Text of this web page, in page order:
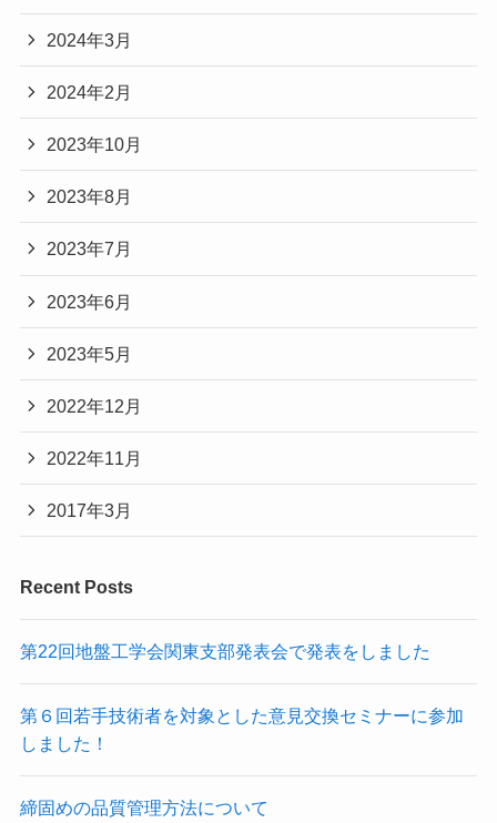
2024年3月
2024年2月
2023年10月
2023年8月
2023年7月
2023年6月
2023年5月
2022年12月
2022年11月
2017年3月
Recent Posts
第22回地盤工学会関東支部発表会で発表をしました
第６回若手技術者を対象とした意見交換セミナーに参加
しました！
締固めの品質管理方法について